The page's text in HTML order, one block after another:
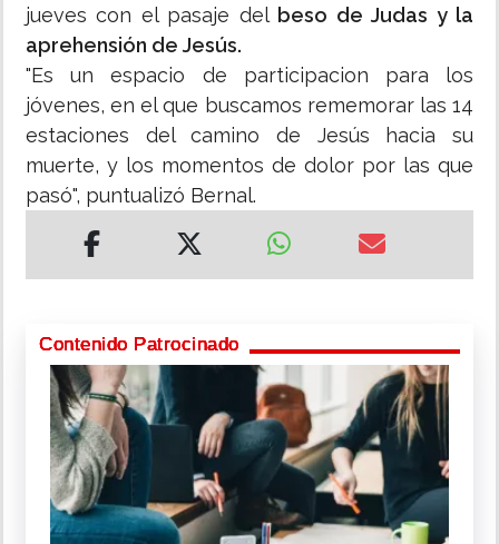
jueves con el pasaje del beso de Judas y la
aprehensión de Jesús.
"Es un espacio de participacion para los
jóvenes, en el que buscamos rememorar las 14
estaciones del camino de Jesús hacia su
muerte, y los momentos de dolor por las que
pasó", puntualizó Bernal.
Contenido Patrocinado